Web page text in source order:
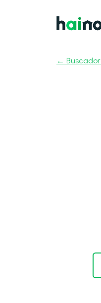
← Buscador